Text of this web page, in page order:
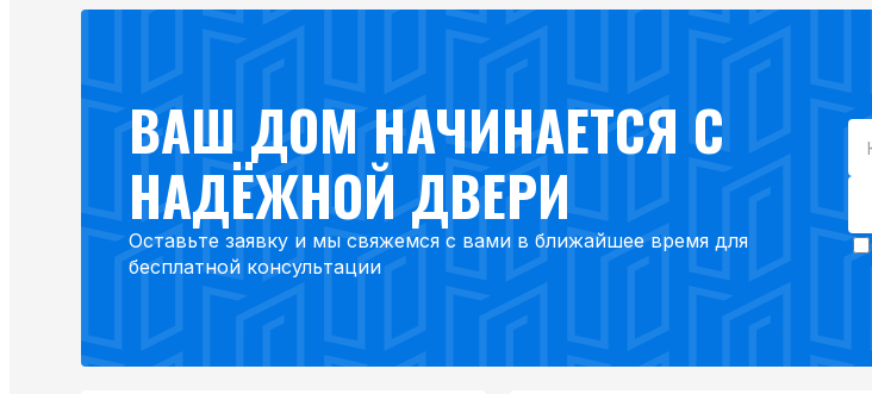
ВАШ ДОМ НАЧИНАЕТСЯ С
НАДЁЖНОЙ ДВЕРИ
Оставьте заявку и мы свяжемся с вами в ближайшее время для
бесплатной консультации